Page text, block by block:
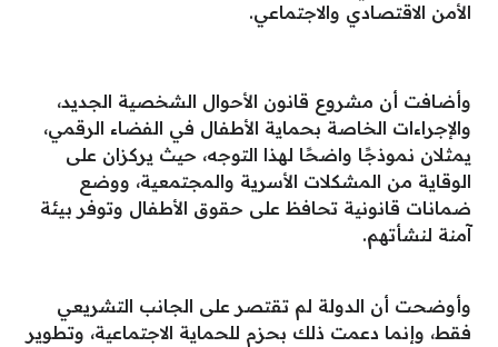
الأمن الاقتصادي والاجتماعي.
وأضافت أن مشروع قانون الأحوال الشخصية الجديد،
والإجراءات الخاصة بحماية الأطفال في الفضاء الرقمي،
يمثلان نموذجًا واضحًا لهذا التوجه، حيث يركزان على
الوقاية من المشكلات الأسرية والمجتمعية، ووضع
ضمانات قانونية تحافظ على حقوق الأطفال وتوفر بيئة
آمنة لنشأتهم.
وأوضحت أن الدولة لم تقتصر على الجانب التشريعي
فقط، وإنما دعمت ذلك بحزم للحماية الاجتماعية، وتطوير